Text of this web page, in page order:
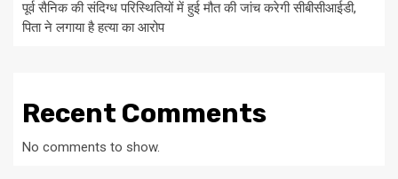
पूर्व सैनिक की संदिग्ध परिस्थितियों में हुई मौत की जांच करेगी सीबीसीआईडी,
पिता ने लगाया है हत्या का आरोप
Recent Comments
No comments to show.